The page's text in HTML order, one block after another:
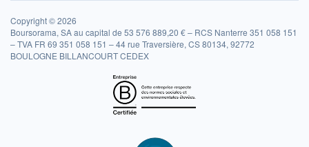
Copyright © 2026
Boursorama, SA au capital de 53 576 889,20 € – RCS Nanterre 351 058 151
– TVA FR 69 351 058 151 – 44 rue Traversière, CS 80134, 92772
BOULOGNE BILLANCOURT CEDEX